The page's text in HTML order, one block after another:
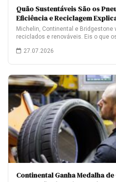
Quão Sustentáveis São os
Eficiência e Reciclagem
Michelin, Continental e
reciclados e renováveis. Eis o que
27.07.2026
Continental Ganha Medalha